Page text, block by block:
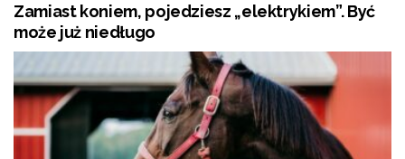
Profesjonalne archiwum oraz wykwalifikowana i
doświadczona kadra zapewni odpowiednie warunki
przechowywania dokumentacji w postaci papierowej, w
Zamiast koniem, pojedziesz „elektrykiem”. Być
może już niedługo